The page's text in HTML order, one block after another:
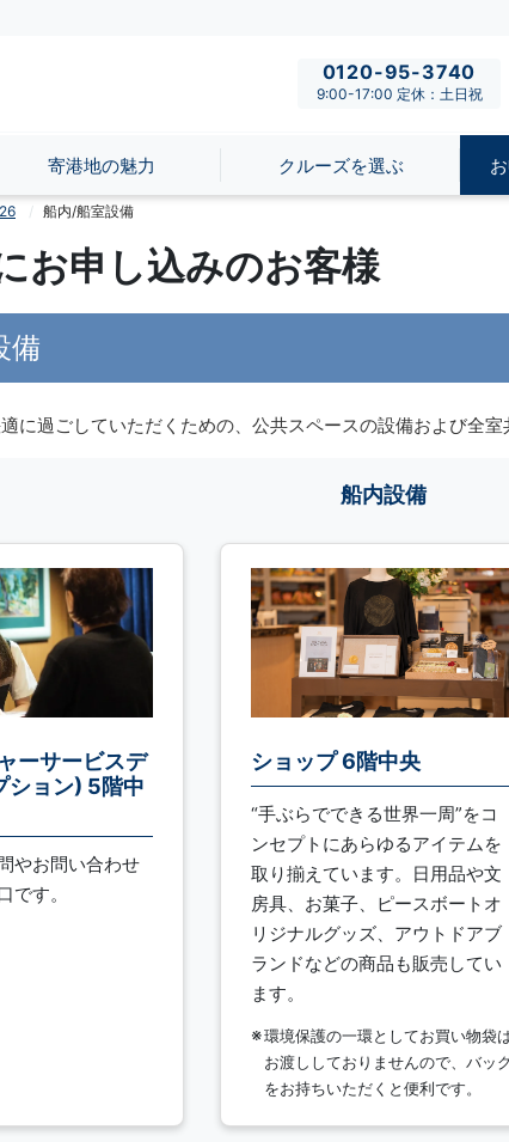
0120-95-3740
9:00-17:00 定休：土日祝
寄港地の魅力 クルーズを選ぶ
船内/船室設備
お申し込みのお客様
備
に過ごしていただくための、公共スペースの設備および全室
船内設備
ーサービスデ
ション) 5階中
やお問い合わせ
です。
ショップ 6階中央
“手ぶらでできる世界一周”をコ
ンセプトにあらゆるアイテムを
取り揃えています。日用品や文
房具、お菓子、ピースボートオ
リジナルグッズ、アウトドアブ
ランドなどの商品も販売してい
ます。
環境保護の一環としてお買い物袋
お渡ししておりませんので、バッ
をお持ちいただくと便利です。